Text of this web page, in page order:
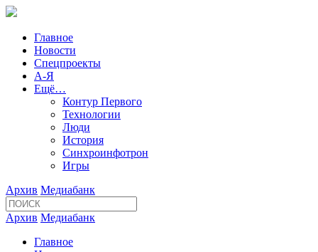
Главное
Новости
Спецпроекты
А-Я
Ещё…
Контур Первого
Технологии
Люди
История
Синхроинфотрон
Игры
Архив Медиабанк
Архив Медиабанк
Главное